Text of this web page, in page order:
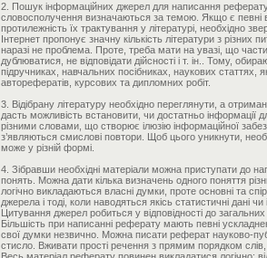
2. Пошук інформаційних джерел для написання
словосполучення визначаються за темою. Якщо є певні
протилежність їх трактування у літературі, необхідно
Інтернет пропонує значну кількість літератури з
наразі не проблема. Проте, треба мати на увазі, що
дублюватися, не відповідати дійсності і т. ін.. Тому,
підручниках, навчальних посібниках, наукових статтях,
авторефератів, курсових та дипломних робіт.
3. Відібрану літературу необхідно переглянути, а
дасть можливість встановити, чи достатньо
різними словами, що створює ілюзію інформаційної
з’являються смислові повтори. Щоб цього уникнути,
може у різній формі.
4. Зібравши необхідні матеріали можна приступати до
понять. Можна дати кілька визначень одного поняття
логічно викладаються власні думки, проте основні та
джерела і тоді, коли наводяться якісь статистичні дані
Цитування джерел робиться у відповідності до
Більшість при написанні реферату мають певні
свої думки незвично. Можна писати реферат науково-
стисло. Вживати прості речення з прямим порядком слів,